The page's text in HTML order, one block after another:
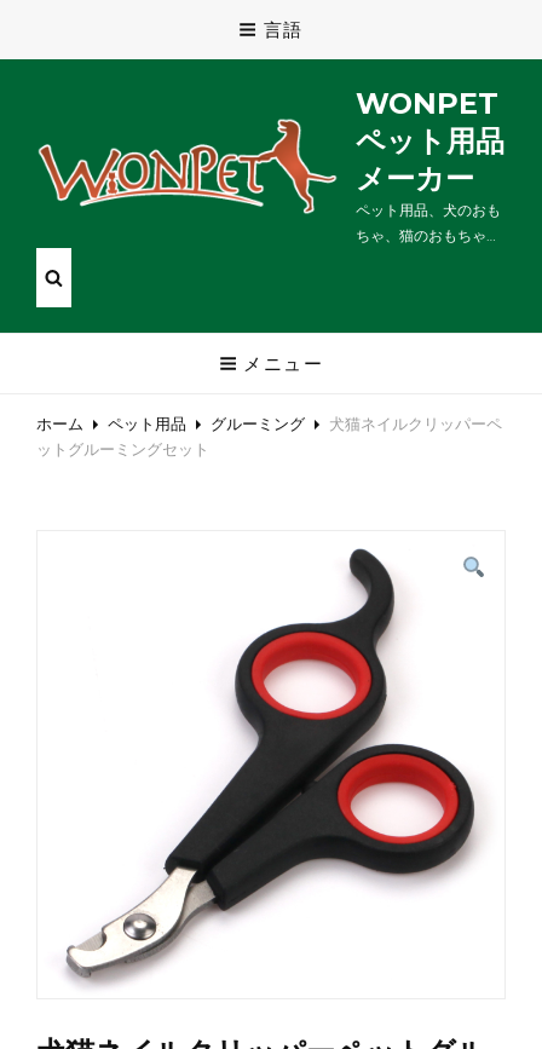
言語
WONPET
ペット用品
メーカー
ペット用品、犬のおも
ちゃ、猫のおもちゃ…
メニュー
ホーム ペット用品 グルーミング
犬猫ネイルクリッパーペ
ットグルーミングセット